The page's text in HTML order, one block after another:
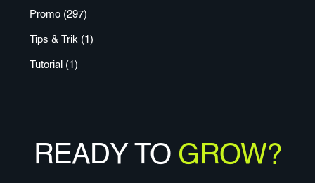
Promo (297)
Tips & Trik (1)
Tutorial (1)
READY TO GROW?